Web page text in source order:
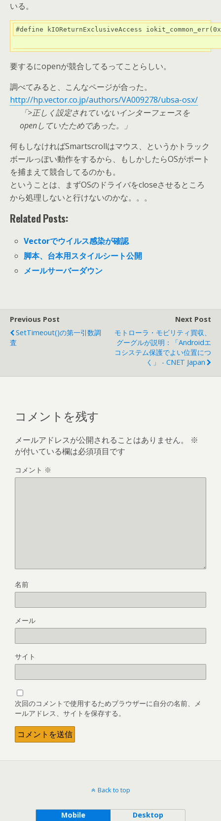
いる。
#define kIOReturnExclusiveAccess
要するにopenが競合してるってことらしい。
調べてみると、こんなページが合った。
http://hp.vector.co.jp/authors/VA009278/ubsa-osx/
>正しく設定されていないインターフェースを
openしていたためであった。
何もしなければSmartscrollはマウス、というかトラック
ボールっぽい動作をするから、もしかしたらOSがポート
を捕まえて競合してるのかも。
ということは、まずOSのドライバをcloseさせるところ
から処理しないと行けないのかな。。。
Related Posts:
Vectorでウイルス感染が確認
脚本、台本用スタイルシート公開
メールサーバーダウン
Previous Post
SetTimeout()の第一引数調
査
Next Post
モトローラ・モビリティ買収、
グーグルが説明：「Androidエ
コシステム保護でよい位置につ
く」 - CNET Japan
コメントを残す
メールアドレスが公開されることはありません。
※
が付いている欄は必須項目です
コメント ※
名前
メール
サイト
次回のコメントで使用するためブラウザーに自分の名前、メ
ールアドレス、サイトを保存する。
Back to top
Mobile Desktop